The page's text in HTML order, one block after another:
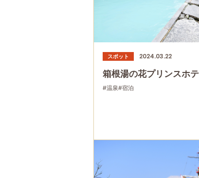
スポット 2024.03.22
箱根湯の花プリンスホ
#温泉#宿泊